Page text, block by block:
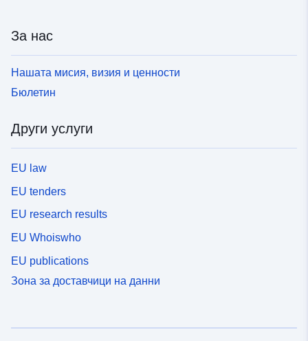
За нас
Нашата мисия, визия и ценности
Бюлетин
Други услуги
EU law
EU tenders
EU research results
EU Whoiswho
EU publications
Зона за доставчици на данни